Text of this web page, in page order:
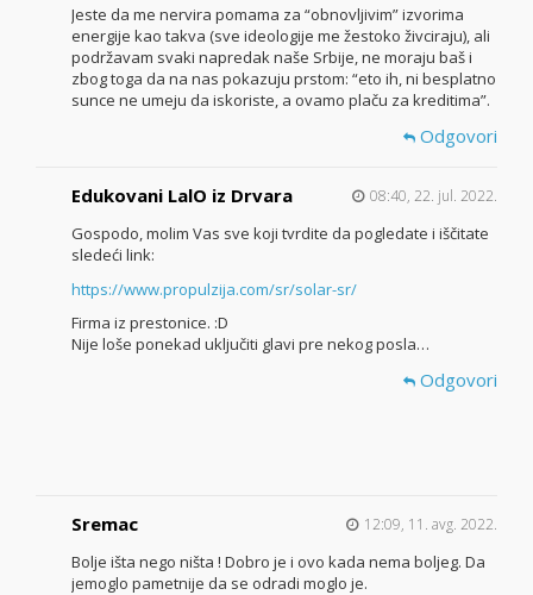
Jeste da me nervira pomama za “obnovljivim” izvorima
energije kao takva (sve ideologije me žestoko živciraju), ali
podržavam svaki napredak naše Srbije, ne moraju baš i
zbog toga da na nas pokazuju prstom: “eto ih, ni besplatno
sunce ne umeju da iskoriste, a ovamo plaču za kreditima”.
Odgovori
Edukovani LalO iz Drvara 08:40, 22. jul. 2022.
Gospodo, molim Vas sve koji tvrdite da pogledate i iščitate
sledeći link:
https://www.propulzija.com/sr/solar-sr/
Firma iz prestonice. :D
Nije loše ponekad uključiti glavi pre nekog posla…
Odgovori
Sremac 12:09, 11. avg. 2022.
Bolje išta nego ništa ! Dobro je i ovo kada nema boljeg. Da
jemoglo pametnije da se odradi moglo je.